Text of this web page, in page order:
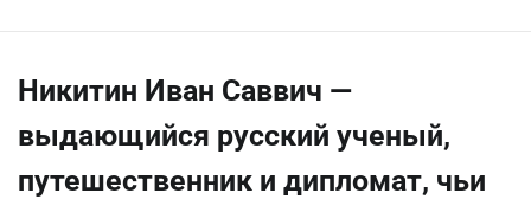
Никитин Иван Саввич —
выдающийся русский ученый,
путешественник и дипломат, чьи